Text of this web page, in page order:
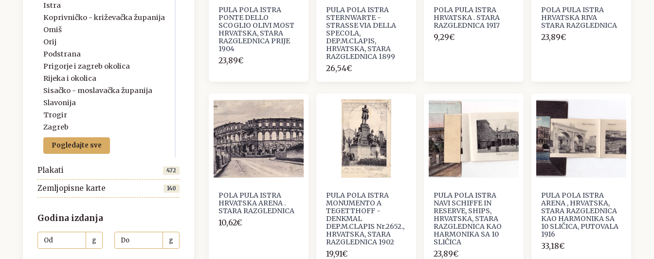
Istra
Koprivničko - križevačka županija
Omiš
Orij
Podstrana
Prigorje i zagreb okolica
Rijeka i okolica
Sisačko - moslavačka županija
Slavonija
Trogir
Zagreb
Pogledajte sve
Plakati 472
Zemljopisne karte 140
Godina izdanja
g g
PULA POLA ISTRA
PONTE DELLO
SCOGLIO OLIVI MOST
HRVATSKA, STARA
RAZGLEDNICA PRIJE
1904
23,89€
PULA POLA ISTRA
STERNWARTE -
STRASSE VIA DELLA
SPECOLA,
DEP.M.CLAPIS,
HRVATSKA, STARA
RAZGLEDNICA 1899
26,54€
POLA PULA ISTRA
HRVATSKA . STARA
RAZGLEDNICA 1917
9,29€
POLA PULA ISTRA
HRVATSKA RIVA
STARA RAZGLEDNICA
23,89€
POLA PULA ISTRA
HRVATSKA ARENA .
STARA RAZGLEDNICA
10,62€
PULA POLA ISTRA
MONUMENTO A
TEGETTHOFF -
DENKMAL
DEP.M.CLAPIS Nr.2652.,
HRVATSKA, STARA
RAZGLEDNICA 1902
19,91€
PULA POLA ISTRA
NAVI SCHIFFE IN
RESERVE, SHIPS,
HRVATSKA, STARA
RAZGLEDNICA KAO
HARMONIKA SA 10
SLIČICA
23,89€
PULA POLA ISTRA
ARENA , HRVATSKA,
STARA RAZGLEDNICA
KAO HARMONIKA SA
10 SLIČICA, PUTOVALA
1916
33,18€